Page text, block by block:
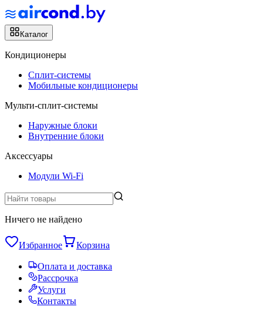
Каталог
Кондиционеры
Сплит-системы
Мобильные кондиционеры
Мульти-сплит-системы
Наружные блоки
Внутренние блоки
Аксессуары
Модули Wi-Fi
Ничего не найдено
Избранное Корзина
Оплата и доставка
Рассрочка
Услуги
Контакты